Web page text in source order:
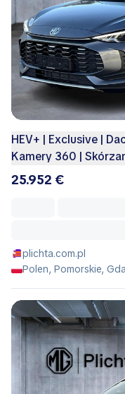
HEV+ | Exclusive |
Kamery 360 |
25.952 €
plichta.com.pl
Polen, Pomorskie,